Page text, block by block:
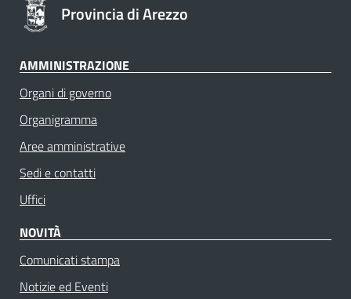
Provincia di Arezzo
AMMINISTRAZIONE
Organi di governo
Organigramma
Aree amministrative
Sedi e contatti
Uffici
NOVITÀ
Comunicati stampa
Notizie ed Eventi